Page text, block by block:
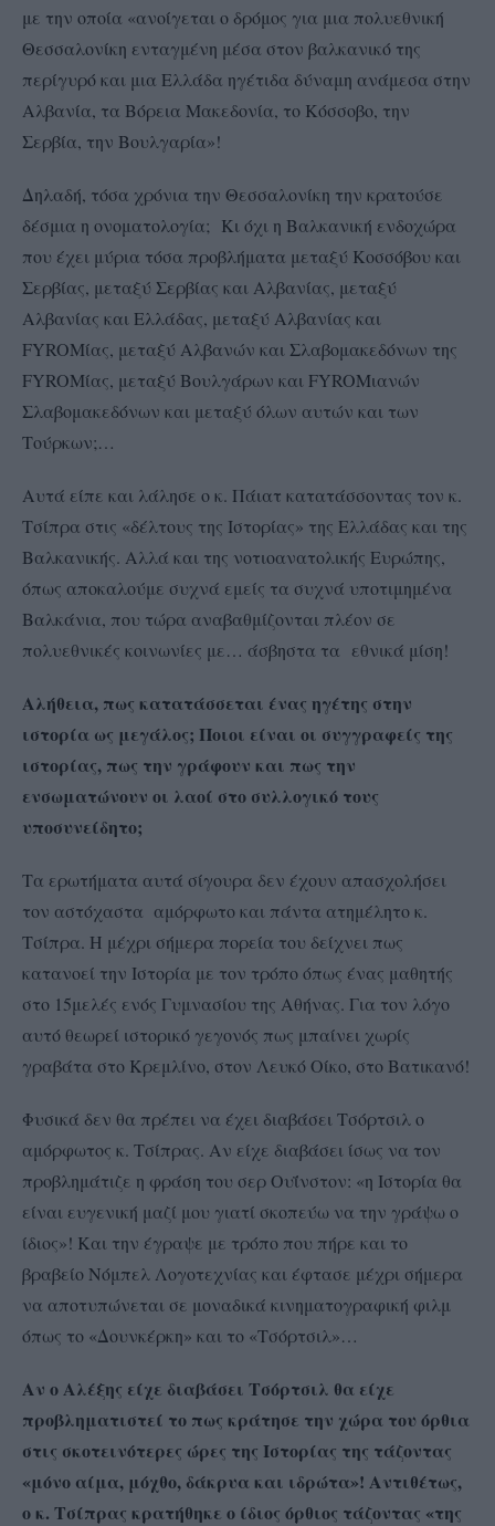
με την οποία «ανοίγεται ο δρόμος για μια πολυεθνική
Θεσσαλονίκη ενταγμένη μέσα στον βαλκανικό της
περίγυρό και μια Ελλάδα ηγέτιδα δύναμη ανάμεσα στην
Αλβανία, τα Βόρεια Μακεδονία, το Κόσσοβο, την
Σερβία, την Βουλγαρία»!
Δηλαδή, τόσα χρόνια την Θεσσαλονίκη την κρατούσε
δέσμια η ονοματολογία; Κι όχι η Βαλκανική ενδοχώρα
που έχει μύρια τόσα προβλήματα μεταξύ Κοσσόβου και
Σερβίας, μεταξύ Σερβίας και Αλβανίας, μεταξύ
Αλβανίας και Ελλάδας, μεταξύ Αλβανίας και
FYROMίας, μεταξύ Αλβανών και Σλαβομακεδόνων της
FYROMίας, μεταξύ Βουλγάρων και FYROMιανών
Σλαβομακεδόνων και μεταξύ όλων αυτών και των
Τούρκων;…
Αυτά είπε και λάλησε ο κ. Πάιατ κατατάσσοντας τον κ.
Τσίπρα στις «δέλτους της Ιστορίας» της Ελλάδας και της
Βαλκανικής. Αλλά και της νοτιοανατολικής Ευρώπης,
όπως αποκαλούμε συχνά εμείς τα συχνά υποτιμημένα
Βαλκάνια, που τώρα αναβαθμίζονται πλέον σε
πολυεθνικές κοινωνίες με… άσβηστα τα εθνικά μίση!
Αλήθεια, πως κατατάσσεται ένας ηγέτης στην
ιστορία ως μεγάλος; Ποιοι είναι οι συγγραφείς της
ιστορίας, πως την γράφουν και πως την
ενσωματώνουν οι λαοί στο συλλογικό τους
υποσυνείδητο;
Τα ερωτήματα αυτά σίγουρα δεν έχουν απασχολήσει
τον αστόχαστα αμόρφωτο και πάντα ατημέλητο κ.
Τσίπρα. Η μέχρι σήμερα πορεία του δείχνει πως
κατανοεί την Ιστορία με τον τρόπο όπως ένας μαθητής
στο 15μελές ενός Γυμνασίου της Αθήνας. Για τον λόγο
αυτό θεωρεί ιστορικό γεγονός πως μπαίνει χωρίς
γραβάτα στο Κρεμλίνο, στον Λευκό Οίκο, στο Βατικανό!
Φυσικά δεν θα πρέπει να έχει διαβάσει Τσόρτσιλ ο
αμόρφωτος κ. Τσίπρας. Αν είχε διαβάσει ίσως να τον
προβλημάτιζε η φράση του σερ Ουΐνστον: «η Ιστορία θα
είναι ευγενική μαζί μου γιατί σκοπεύω να την γράψω ο
ίδιος»! Και την έγραψε με τρόπο που πήρε και το
βραβείο Νόμπελ Λογοτεχνίας και έφτασε μέχρι σήμερα
να αποτυπώνεται σε μοναδικά κινηματογραφική φιλμ
όπως το «Δουνκέρκη» και το «Τσόρτσιλ»…
Αν ο Αλέξης είχε διαβάσει Τσόρτσιλ θα είχε
προβληματιστεί το πως κράτησε την χώρα του όρθια
στις σκοτεινότερες ώρες της Ιστορίας της τάζοντας
«μόνο αίμα, μόχθο, δάκρυα και ιδρώτα»! Αντιθέτως,
ο κ. Τσίπρας κρατήθηκε ο ίδιος όρθιος τάζοντας «της